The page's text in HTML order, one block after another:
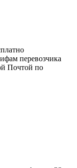
перевозчика
Почтой по